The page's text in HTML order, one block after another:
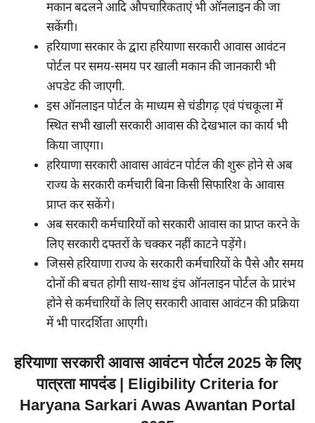
मकान बदलने आदि औपचारिकताएं भी ऑनलाइन की जा
सकेंगी।
हरियाणा सरकार के द्वारा हरियाणा सरकारी आवास आवंटन
पोर्टल पर समय-समय पर खाली मकान की जानकारी भी
अपडेट की जाएगी.
इस ऑनलाइन पोर्टल के माध्यम से चंडीगढ़ एवं पंचकूला में
स्थित सभी खाली सरकारी आवास की देखभाल का कार्य भी
किया जाएगा।
हरियाणा सरकारी आवास आवंटन पोर्टल की शुरू होने से अब
राज्य के सरकारी कर्मचारी बिना किसी सिफारिश के आवास
प्राप्त कर सकेंगे।
अब सरकारी कर्मचारियों को सरकारी आवास का प्राप्त करने के
लिए सरकारी दफ्तरों के चक्कर नहीं काटने पड़ेंगे।
जिससे हरियाणा राज्य के सरकारी कर्मचारियों के पैसे और समय
दोनों की बचत होगी साथ-साथ इंच ऑनलाइन पोर्टल के प्रारंभ
होने से कर्मचारियों के लिए सरकारी आवास आवंटन की प्रक्रिया
में भी पारदर्शिता आएगी।
हरियाणा सरकारी आवास आवंटन पोर्टल 2025 के लिए
पात्रता मापदंड | Eligibility Criteria for
Haryana Sarkari Awas Awantan Portal